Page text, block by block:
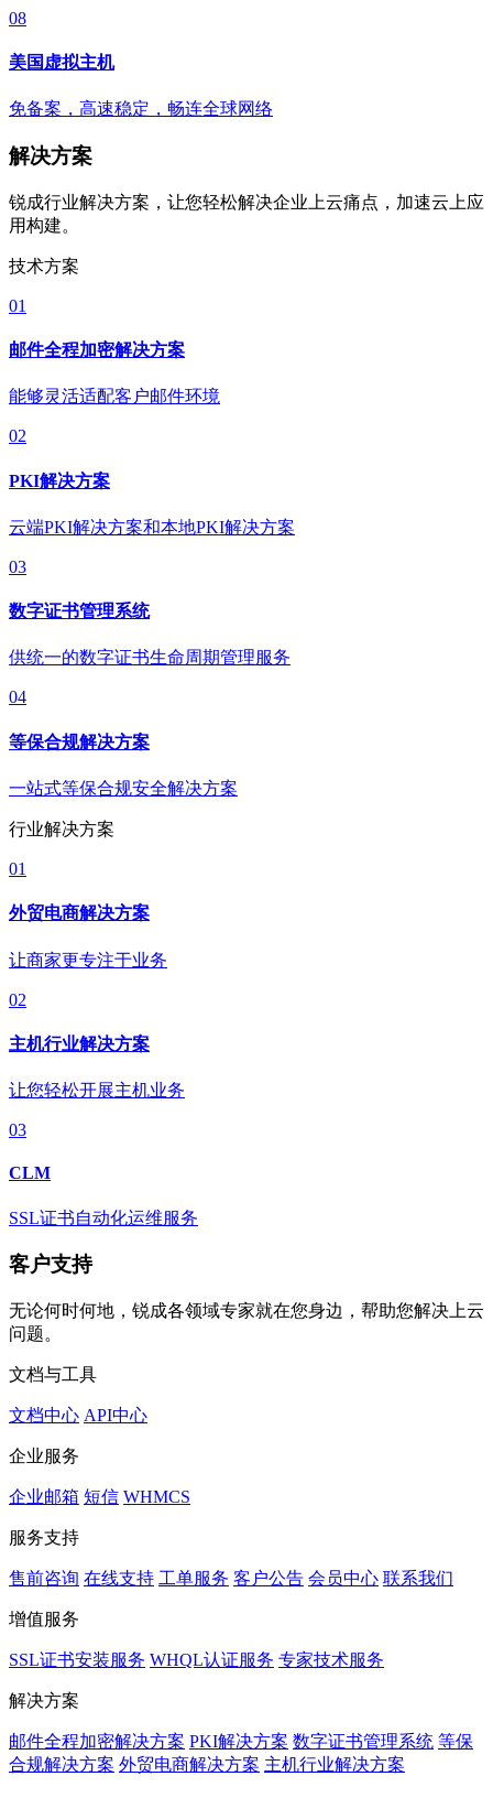
08
美国虚拟主机
免备案，高速稳定，畅连全球网络
解决方案
锐成行业解决方案，让您轻松解决企业上云痛点，加速云上应
用构建。
技术方案
01
邮件全程加密解决方案
能够灵活适配客户邮件环境
02
PKI解决方案
云端PKI解决方案和本地PKI解决方案
03
数字证书管理系统
供统一的数字证书生命周期管理服务
04
等保合规解决方案
一站式等保合规安全解决方案
行业解决方案
01
外贸电商解决方案
让商家更专注于业务
02
主机行业解决方案
让您轻松开展主机业务
03
CLM
SSL证书自动化运维服务
客户支持
无论何时何地，锐成各领域专家就在您身边，帮助您解决上云
问题。
文档与工具
文档中心 API中心
企业服务
企业邮箱 短信 WHMCS
服务支持
售前咨询 在线支持 工单服务 客户公告 会员中心 联系我们
增值服务
SSL证书安装服务 WHQL认证服务 专家技术服务
解决方案
邮件全程加密解决方案 PKI解决方案 数字证书管理系统 等保
合规解决方案 外贸电商解决方案 主机行业解决方案